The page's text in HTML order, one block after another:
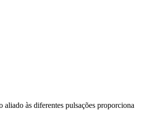
às diferentes pulsações proporciona